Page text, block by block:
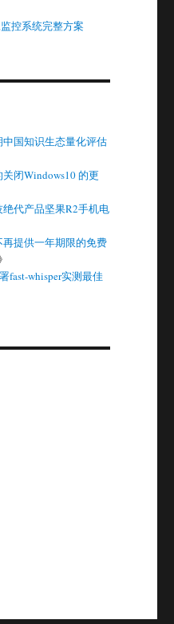
控系统完整方案
中国知识生态量化评估
闭Windows10 的更
绝代产品坚果R2手机电
再提供一年期限的免费
fast-whisper实测最佳